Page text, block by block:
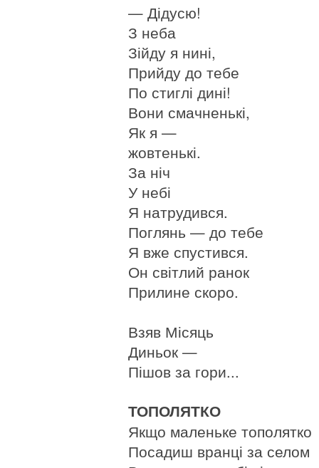
— Дідусю!
З неба
Зійду я нині,
Прийду до тебе
По стиглі дині!
Вони смачненькі,
Як я —
жовтенькі.
За ніч
У небі
Я натрудився.
Поглянь — до тебе
Я вже спустився.
Он світлий ранок
Прилине скоро.
Взяв Місяць
Диньок —
Пішов за гори...
ТОПОЛЯТКО
Якщо маленьке тополятко
Посадиш вранці за селом